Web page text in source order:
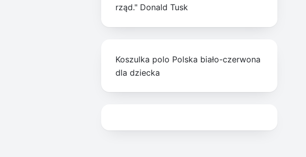
rząd." Donald Tusk
Koszulka polo Polska biało-czerwona
dla dziecka